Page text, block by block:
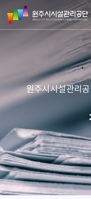
네
원
주
시
리
공
단
원주시시설관리